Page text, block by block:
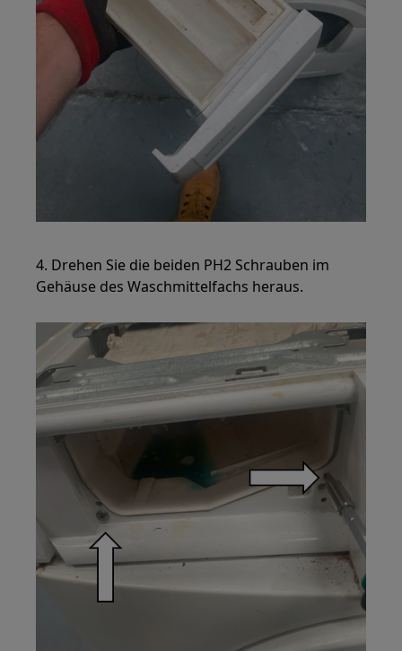
4. Drehen Sie die beiden PH2 Schrauben im
Gehäuse des Waschmittelfachs heraus.